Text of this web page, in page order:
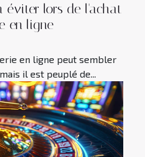
éviter lors de l'achat
en ligne
en ligne peut sembler
il est peuplé de...